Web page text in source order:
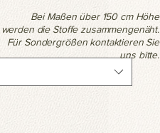
Bei Maßen über 150 cm Höhe
werden die Stoffe zusammengenäht.
Für Sondergrößen kontaktieren Sie
uns bitte.